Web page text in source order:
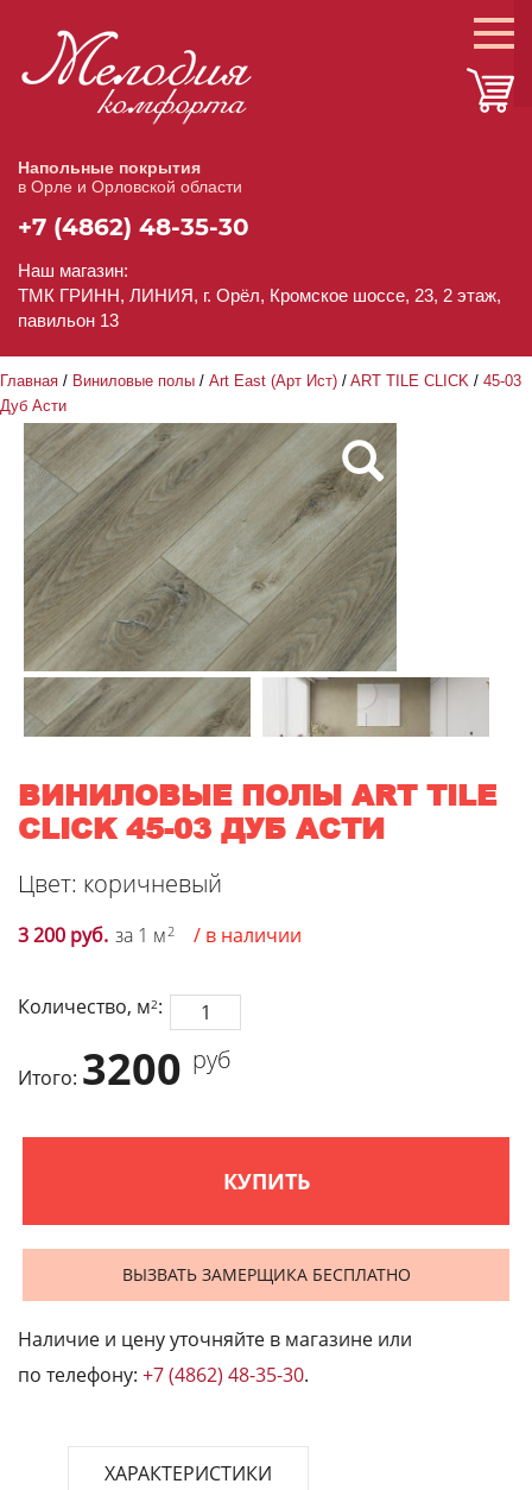
Напольные покрытия
в Орле и Орловской области
+7 (4862) 48-35-30
Наш магазин:
ТМК ГРИНН, ЛИНИЯ, г. Орёл, Кромское шоссе, 23, 2 этаж,
павильон 13
Главная / Виниловые полы / Art East (Арт Ист) / ART TILE CLICK / 45-03
Дуб Асти
ВИНИЛОВЫЕ ПОЛЫ ART TILE
CLICK 45-03 ДУБ АСТИ
Цвет: коричневый
3 200 руб. за 1 м2 / в наличии
Количество, м2:
Итого: 3200 руб
КУПИТЬ
ВЫЗВАТЬ ЗАМЕРЩИКА БЕСПЛАТНО
Наличие и цену уточняйте в магазине или
по телефону: +7 (4862) 48-35-30.
ХАРАКТЕРИСТИКИ